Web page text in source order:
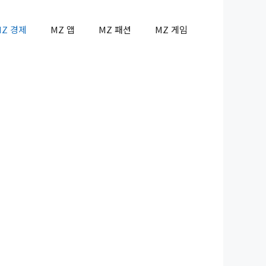
경제 MZ 앱 MZ 패션 MZ 게임